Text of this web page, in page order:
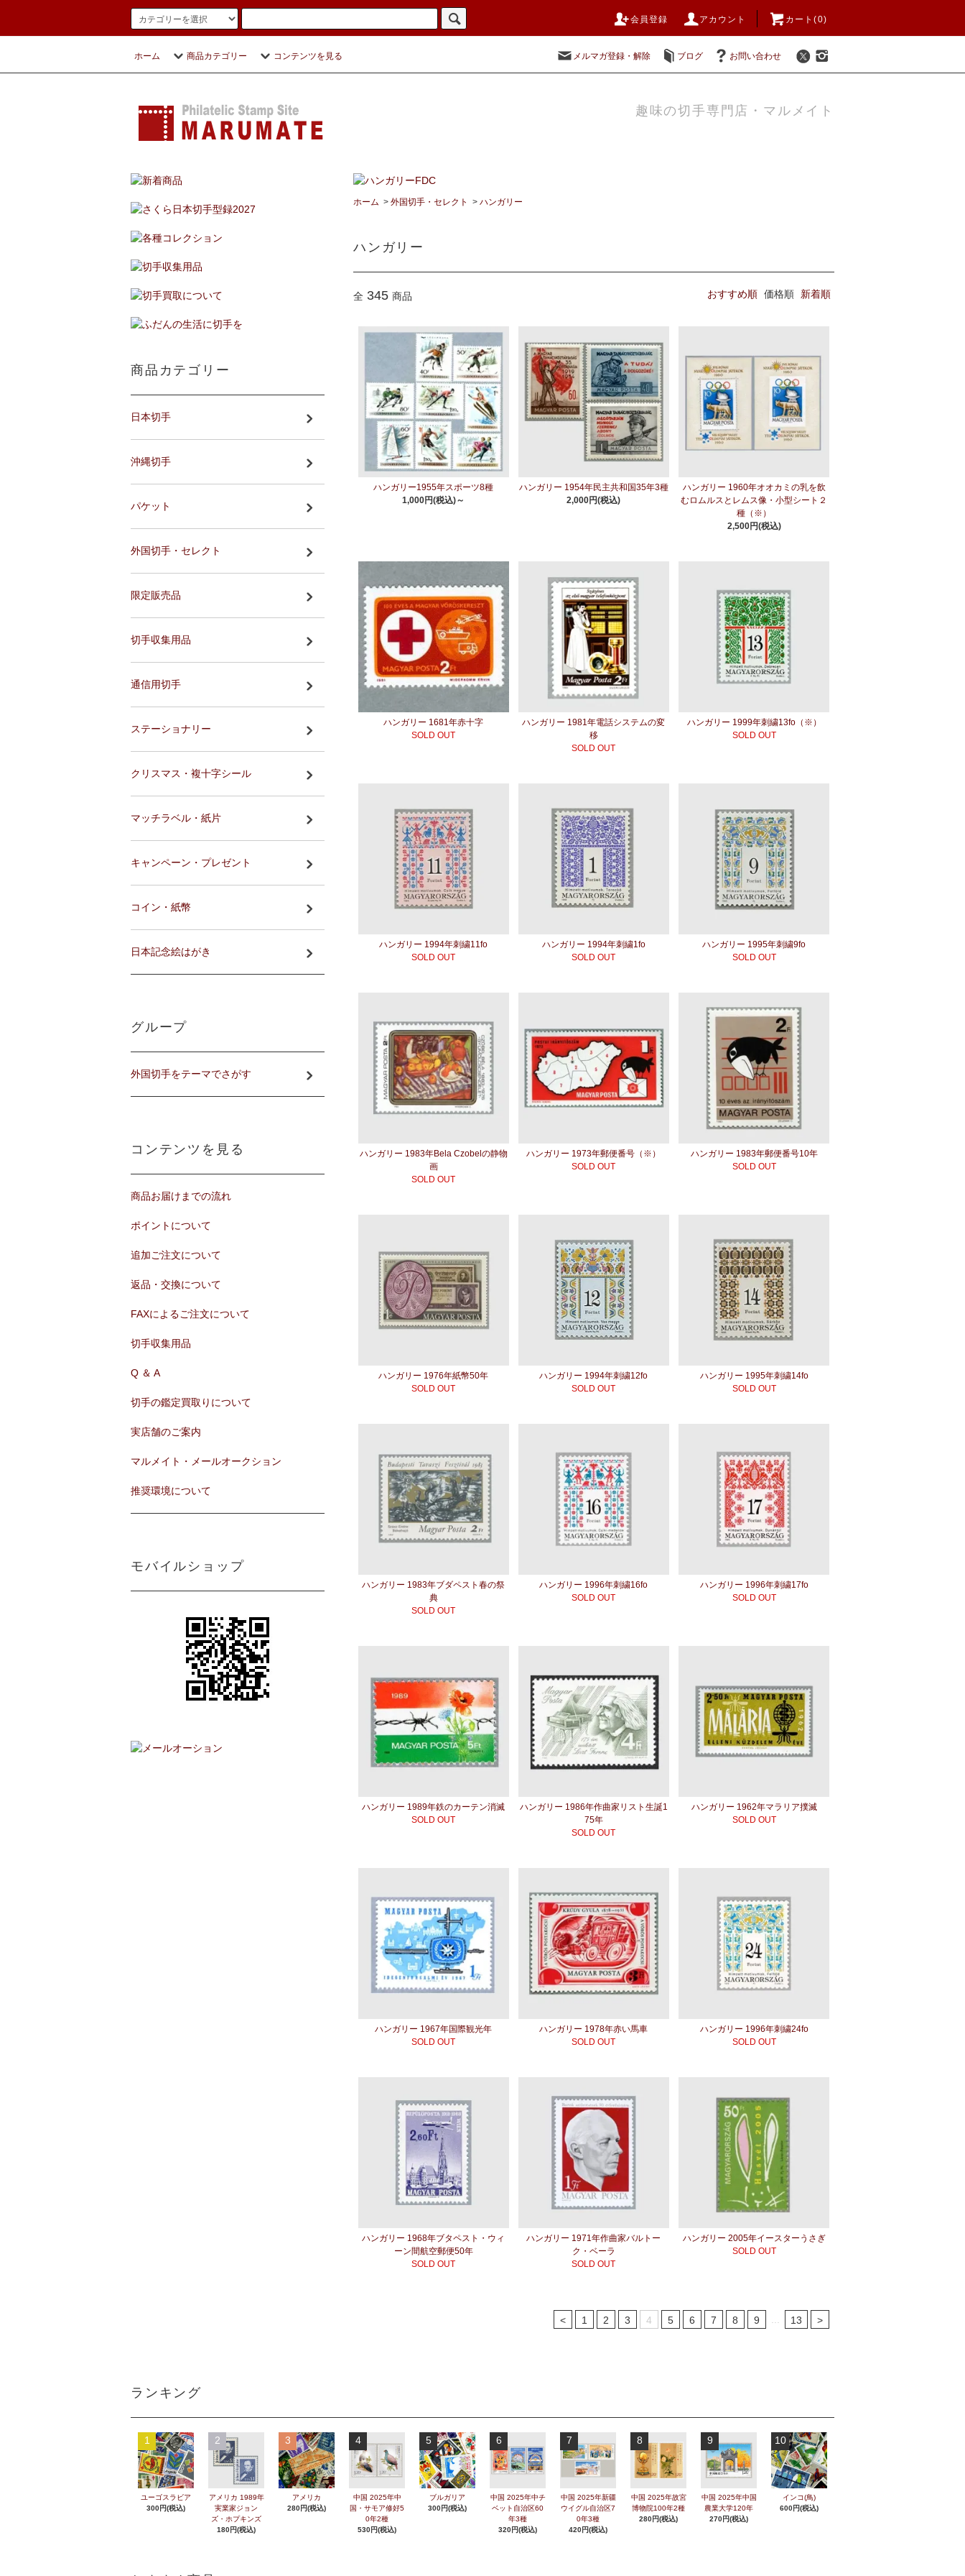
会員登録 アカウント カート(0)
ホーム 商品カテゴリー コンテンツを見る メルマガ登録・解除 ブログ お問い合わせ
趣味の切手専門店・マルメイト
ホーム > 外国切手・セレクト > ハンガリー
ハンガリー
全 345 商品 おすすめ順 価格順 新着順
ハンガリー1955年スポーツ8種
1,000円(税込)～
ハンガリー 1954年民主共和国35年3種
2,000円(税込)
ハンガリー 1960年オオカミの乳を飲
むロムルスとレムス像・小型シート２
種（※）
2,500円(税込)
ハンガリー 1681年赤十字
SOLD OUT
ハンガリー 1981年電話システムの変
移
SOLD OUT
ハンガリー 1999年刺繍13fo（※）
SOLD OUT
ハンガリー 1994年刺繍11fo
SOLD OUT
ハンガリー 1994年刺繍1fo
SOLD OUT
ハンガリー 1995年刺繍9fo
SOLD OUT
ハンガリー 1983年Bela Czobelの静物
画
SOLD OUT
ハンガリー 1973年郵便番号（※）
SOLD OUT
ハンガリー 1983年郵便番号10年
SOLD OUT
ハンガリー 1976年紙幣50年
SOLD OUT
ハンガリー 1994年刺繍12fo
SOLD OUT
ハンガリー 1995年刺繍14fo
SOLD OUT
ハンガリー 1983年ブダペスト春の祭
典
SOLD OUT
ハンガリー 1996年刺繍16fo
SOLD OUT
ハンガリー 1996年刺繍17fo
SOLD OUT
ハンガリー 1989年鉄のカーテン消滅
SOLD OUT
ハンガリー 1986年作曲家リスト生誕1
75年
SOLD OUT
ハンガリー 1962年マラリア撲滅
SOLD OUT
ハンガリー 1967年国際観光年
SOLD OUT
ハンガリー 1978年赤い馬車
SOLD OUT
ハンガリー 1996年刺繍24fo
SOLD OUT
ハンガリー 1968年ブタペスト・ウィ
ーン間航空郵便50年
SOLD OUT
ハンガリー 1971年作曲家バルトー
ク・ベーラ
SOLD OUT
ハンガリー 2005年イースターうさぎ
SOLD OUT
< 1 2 3 4 5 6 7 8 9 13 >
商品カテゴリー
日本切手
沖縄切手
パケット
外国切手・セレクト
限定販売品
切手収集用品
通信用切手
ステーショナリー
クリスマス・複十字シール
マッチラベル・紙片
キャンペーン・プレゼント
コイン・紙幣
日本記念絵はがき
グループ
外国切手をテーマでさがす
コンテンツを見る
商品お届けまでの流れ
ポイントについて
追加ご注文について
返品・交換について
FAXによるご注文について
切手収集用品
Q ＆ A
切手の鑑定買取りについて
実店舗のご案内
マルメイト・メールオークション
推奨環境について
モバイルショップ
ランキング
1
ユーゴスラビア
300円(税込)
2
アメリカ 1989年
実業家ジョン
ズ・ホプキンズ
180円(税込)
3
アメリカ
280円(税込)
4
中国 2025年中
国・サモア修好5
0年2種
530円(税込)
5
ブルガリア
300円(税込)
6
中国 2025年中チ
ベット自治区60
年3種
320円(税込)
7
中国 2025年新疆
ウイグル自治区7
0年3種
420円(税込)
8
中国 2025年故宮
博物院100年2種
280円(税込)
9
中国 2025年中国
農業大学120年
270円(税込)
10
インコ(鳥)
600円(税込)